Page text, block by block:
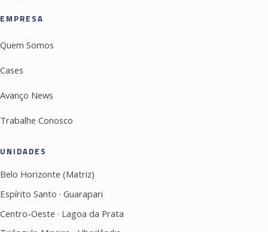
EMPRESA
Quem Somos
Cases
Avanço News
Trabalhe Conosco
UNIDADES
Belo Horizonte (Matriz)
Espírito Santo · Guarapari
Centro-Oeste · Lagoa da Prata